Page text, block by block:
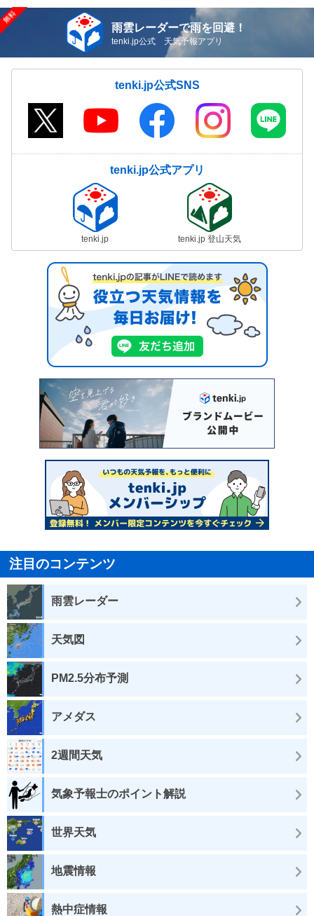
雨雲レーダーで雨を回避！
tenki.jp公式 天気予報アプリ
tenki.jp公式SNS
tenki.jp公式アプリ
tenki.jp tenki.jp 登山天気
注目のコンテンツ
雨雲レーダー
天気図
PM2.5分布予測
アメダス
2週間天気
気象予報士のポイント解説
世界天気
地震情報
熱中症情報